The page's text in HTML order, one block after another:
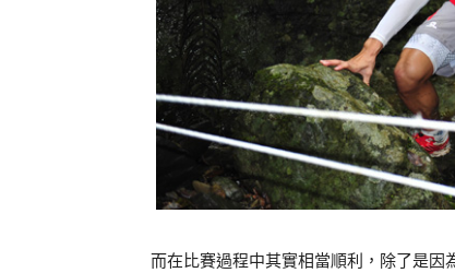
而在比賽過程中其實相當順利，除了是因